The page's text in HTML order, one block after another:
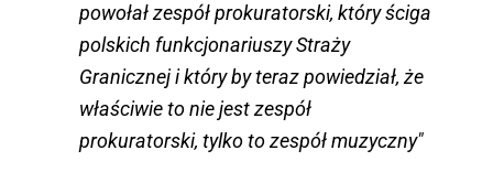
powołał zespół prokuratorski, który ściga
polskich funkcjonariuszy Straży
Granicznej i który by teraz powiedział, że
właściwie to nie jest zespół
prokuratorski, tylko to zespół muzyczny"